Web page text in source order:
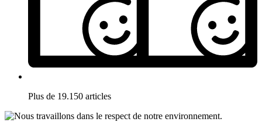
Plus de 19.150 articles